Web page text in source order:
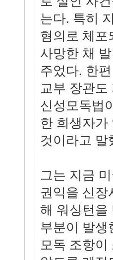
는다. 특히
혐의로 체포
사망한 채
주었다. 한
교부 장관도
신성모독법
한 희생자가
것이라고 말
그는 지금
권익을 신장
해 워싱턴을
부분이 발생
모독 조항이